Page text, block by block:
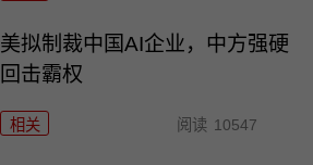
美拟制裁中国AI企业，中方强硬
回击霸权
相关 阅读 10547